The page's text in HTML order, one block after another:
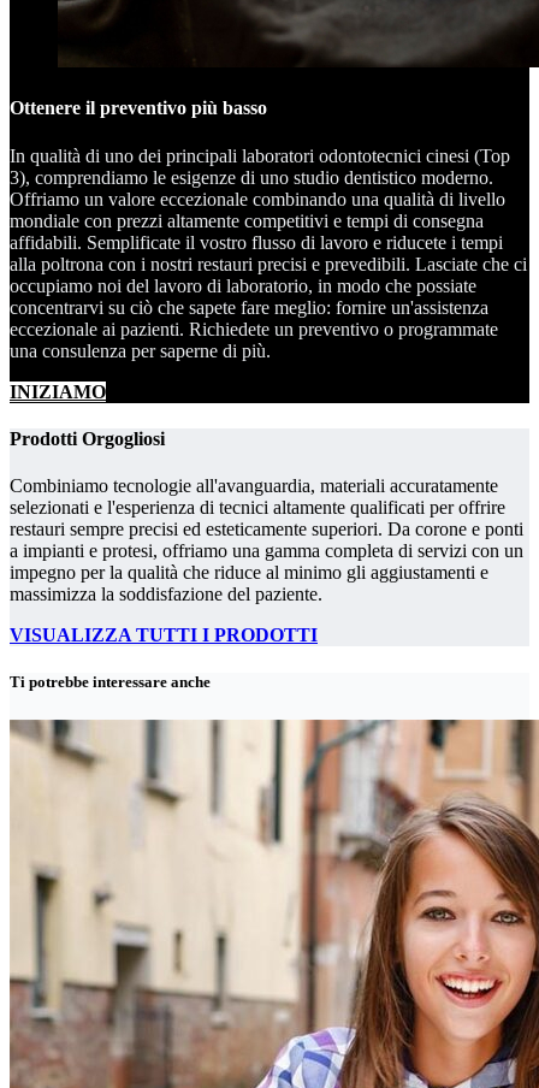
Ottenere il preventivo più basso
In qualità di uno dei principali laboratori odontotecnici cinesi (Top
3), comprendiamo le esigenze di uno studio dentistico moderno.
Offriamo un valore eccezionale combinando una qualità di livello
mondiale con prezzi altamente competitivi e tempi di consegna
affidabili. Semplificate il vostro flusso di lavoro e riducete i tempi
alla poltrona con i nostri restauri precisi e prevedibili. Lasciate che ci
occupiamo noi del lavoro di laboratorio, in modo che possiate
concentrarvi su ciò che sapete fare meglio: fornire un'assistenza
eccezionale ai pazienti. Richiedete un preventivo o programmate
una consulenza per saperne di più.
INIZIAMO
Prodotti Orgogliosi
Combiniamo tecnologie all'avanguardia, materiali accuratamente
selezionati e l'esperienza di tecnici altamente qualificati per offrire
restauri sempre precisi ed esteticamente superiori. Da corone e ponti
a impianti e protesi, offriamo una gamma completa di servizi con un
impegno per la qualità che riduce al minimo gli aggiustamenti e
massimizza la soddisfazione del paziente.
VISUALIZZA TUTTI I PRODOTTI
Ti potrebbe interessare anche